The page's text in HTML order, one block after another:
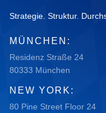
Strategie. Struktur.
MÜNCHEN:
Residenz Straße 24
80333 München
NEW YORK:
80 Pine Street Floor 24